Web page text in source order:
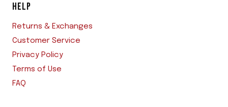
HELP
Returns & Exchanges
Customer Service
Privacy Policy
Terms of Use
FAQ